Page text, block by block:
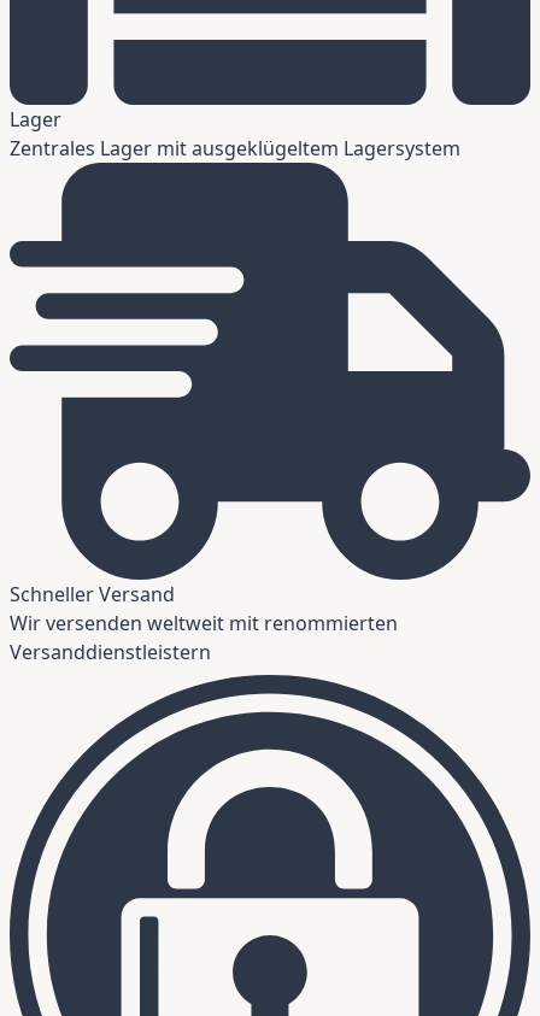
Lager
Zentrales Lager mit ausgeklügeltem Lagersystem
Schneller Versand
Wir versenden weltweit mit renommierten
Versanddienstleistern